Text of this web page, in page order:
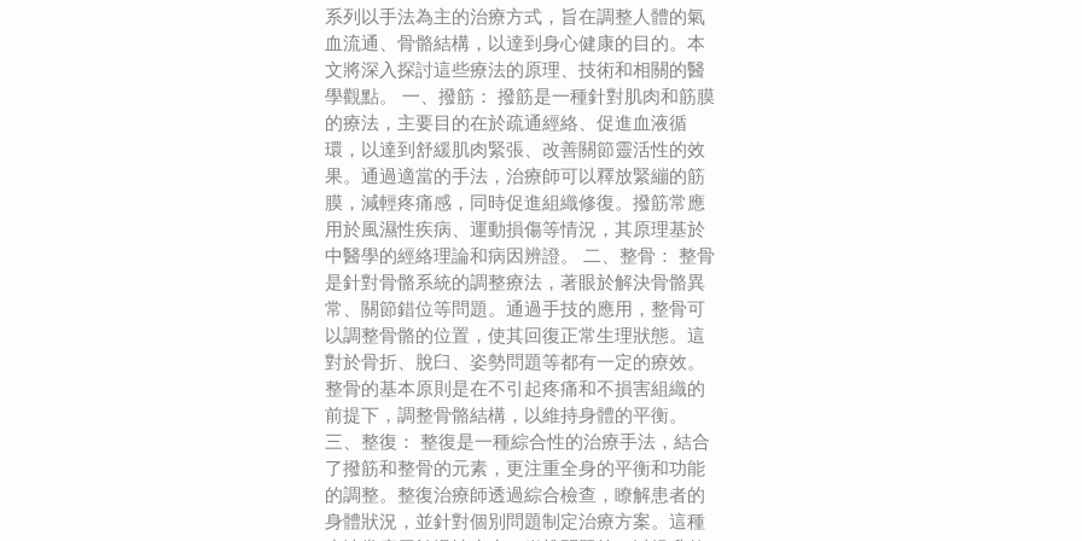
系列以手法為主的治療方式，旨在調整人體的氣
血流通、骨骼結構，以達到身心健康的目的。本
文將深入探討這些療法的原理、技術和相關的醫
學觀點。 一、撥筋： 撥筋是一種針對肌肉和筋膜
的療法，主要目的在於疏通經絡、促進血液循
環，以達到舒緩肌肉緊張、改善關節靈活性的效
果。通過適當的手法，治療師可以釋放緊繃的筋
膜，減輕疼痛感，同時促進組織修復。撥筋常應
用於風濕性疾病、運動損傷等情況，其原理基於
中醫學的經絡理論和病因辨證。 二、整骨： 整骨
是針對骨骼系統的調整療法，著眼於解決骨骼異
常、關節錯位等問題。通過手技的應用，整骨可
以調整骨骼的位置，使其回復正常生理狀態。這
對於骨折、脫臼、姿勢問題等都有一定的療效。
整骨的基本原則是在不引起疼痛和不損害組織的
前提下，調整骨骼結構，以維持身體的平衡。
三、整復： 整復是一種綜合性的治療手法，結合
了撥筋和整骨的元素，更注重全身的平衡和功能
的調整。整復治療師透過綜合檢查，瞭解患者的
身體狀況，並針對個別問題制定治療方案。這種